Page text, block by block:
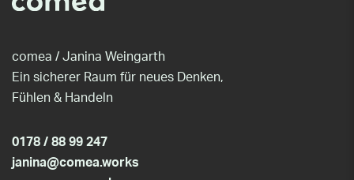
comea / Janina Weingarth
Ein sicherer Raum für neues Denken,
Fühlen & Handeln
0178 / 88 99 247
janina@comea.works